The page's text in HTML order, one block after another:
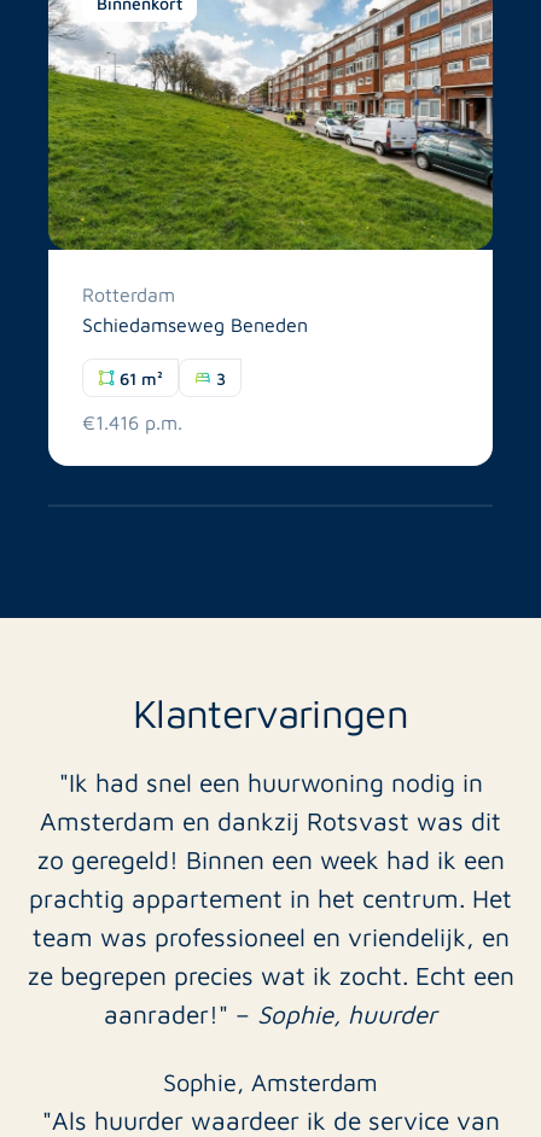
Rotterdam
Schiedamseweg Beneden
61 m² 3
€1.416 p.m.
Klantervaringen
"Ik had snel een huurwoning nodig in
Amsterdam en dankzij Rotsvast was dit
zo geregeld! Binnen een week had ik een
prachtig appartement in het centrum. Het
team was professioneel en vriendelijk, en
ze begrepen precies wat ik zocht. Echt een
aanrader!" – Sophie, huurder
Sophie, Amsterdam
"Als huurder waardeer ik de service van